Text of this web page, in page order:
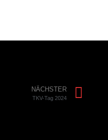
NÄCHSTER
TKV-Tag 2024